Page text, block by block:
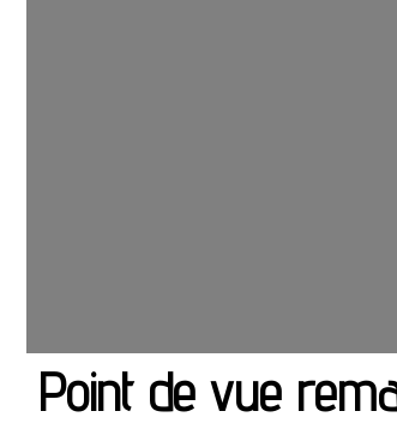
Point de vue